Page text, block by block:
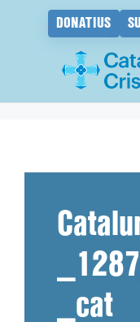
DONATIUS
_cat